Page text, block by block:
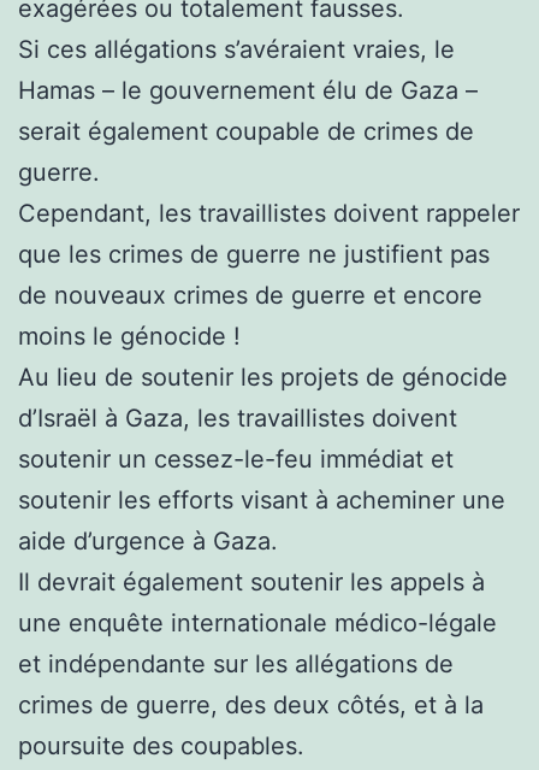
exagérées ou totalement fausses.
Si ces allégations s’avéraient vraies, le
Hamas – le gouvernement élu de Gaza –
serait également coupable de crimes de
guerre.
Cependant, les travaillistes doivent rappeler
que les crimes de guerre ne justifient pas
de nouveaux crimes de guerre et encore
moins le génocide !
Au lieu de soutenir les projets de génocide
d’Israël à Gaza, les travaillistes doivent
soutenir un cessez-le-feu immédiat et
soutenir les efforts visant à acheminer une
aide d’urgence à Gaza.
Il devrait également soutenir les appels à
une enquête internationale médico-légale
et indépendante sur les allégations de
crimes de guerre, des deux côtés, et à la
poursuite des coupables.